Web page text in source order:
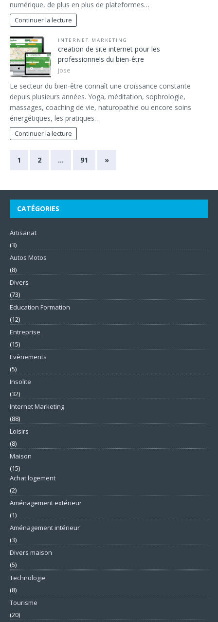
numérique, de plus en plus de plateformes…
Continuer la lecture
INTERNET MARKETING
creation de site internet pour les
professionnels du bien-être
jose
Le secteur du bien-être connaît une croissance constante
depuis plusieurs années. Yoga, méditation, sophrologie,
massages, coaching de vie, naturopathie ou encore soins
énergétiques, les pratiques…
Continuer la lecture
1 2 … 91 »
CATÉGORIES
Artisanat
(3)
Autos Motos
(8)
Divers
(73)
Education Formation
(12)
Entreprise
(15)
Evènements
(5)
Insolite
(32)
Internet Marketing
(88)
Loisirs
(8)
Maison
(15)
Achat logement
(2)
Aménagement extérieur
(1)
Aménagement intérieur
(3)
Divers maison
(5)
Technologie
(8)
Tourisme
(20)